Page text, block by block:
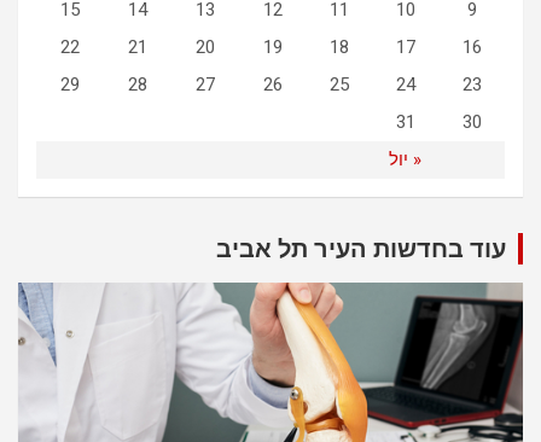
« יול
9
10
11
12
13
14
15
16
17
18
19
20
21
22
23
24
25
26
27
28
29
30
31
עוד בחדשות העיר תל אביב